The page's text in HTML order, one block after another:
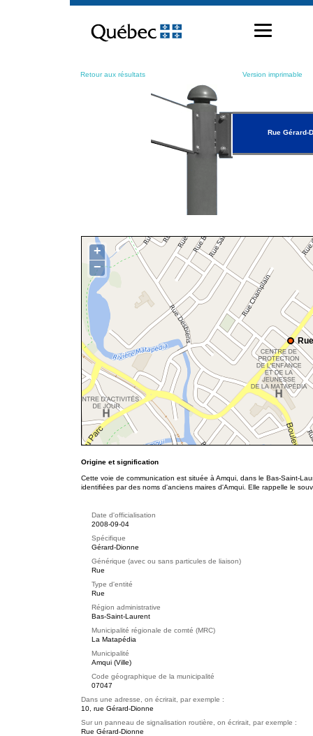
contenu
Retour aux résultats Version imprimable
Rue Gérard-
+
−
Origine et signification
Cette voie de communication est située à Amqui, dans le Bas-Saint-
identifiées par des noms d'anciens maires d'Amqui. Elle rappelle le
Date d'officialisation
2008-09-04
Spécifique
Gérard-Dionne
Générique (avec ou sans particules de liaison)
Rue
Type d'entité
Rue
Région administrative
Bas-Saint-Laurent
Municipalité régionale de comté (MRC)
La Matapédia
Municipalité
Amqui (Ville)
Code géographique de la municipalité
07047
Dans une adresse, on écrirait, par exemple :
10, rue Gérard-Dionne
Sur un panneau de signalisation routière, on écrirait, par exemple :
Rue Gérard-Dionne